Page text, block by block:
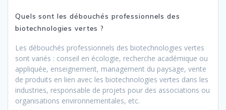
Quels sont les débouchés professionnels des
biotechnologies vertes ?
Les débouchés professionnels des biotechnologies vertes
sont variés : conseil en écologie, recherche académique ou
appliquée, enseignement, management du paysage, vente
de produits en lien avec les biotechnologies vertes dans les
industries, responsable de projets pour des associations ou
organisations environnementales, etc.